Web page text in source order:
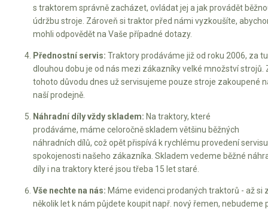
s traktorem správně zacházet, ovládat jej a jak provádět
údržbu stroje. Zároveň si traktor před námi vyzkoušíte,
mohli odpovědět na Vaše případné dotazy.
Přednostní servis: Traktory prodáváme již od roku 2006, za
dlouhou dobu je od nás mezi zákazníky velké množství strojů.
tohoto důvodu dnes už servisujeme pouze stroje zakoupené
naší prodejně.
Náhradní díly vždy skladem: Na traktory, které
prodáváme, máme celoročně skladem většinu běžných
náhradních dílů, což opět přispívá k rychlému provedení
spokojenosti našeho zákazníka. Skladem vedeme běžné
díly i na traktory které jsou třeba 15 let staré.
Vše nechte na nás: Máme evidenci prodaných traktorů - až si
několik let k nám půjdete koupit např. nový řemen, nebudeme